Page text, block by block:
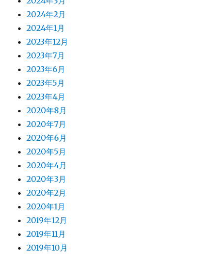
2024年2月
2024年1月
2023年12月
2023年7月
2023年6月
2023年5月
2023年4月
2020年8月
2020年7月
2020年6月
2020年5月
2020年4月
2020年3月
2020年2月
2020年1月
2019年12月
2019年11月
2019年10月